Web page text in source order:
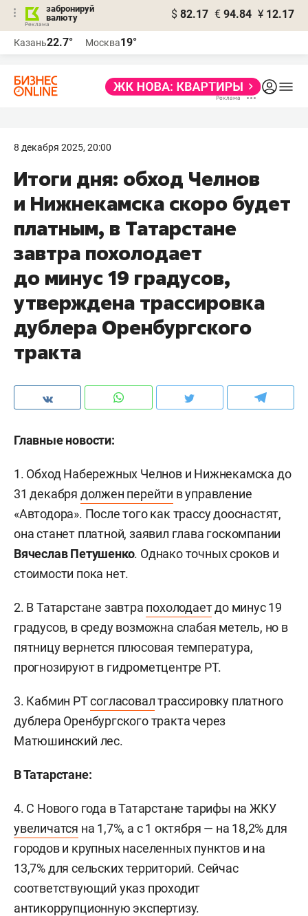
забронируй
валюту
$ 82.17 € 94.84 ¥ 12.17
Казань22.7° Москва19°
8 декабря 2025, 20:00
Итоги дня: обход Челнов
и Нижнекамска скоро будет
платным, в Татарстане
завтра похолодает
до минус 19 градусов,
утверждена трассировка
дублера Оренбургского
тракта
Главные новости:
1. Обход Набережных Челнов и Нижнекамска до
31 декабря должен перейти в управление
«Автодора». После того как трассу дооснастят,
она станет платной, заявил глава госкомпании
Вячеслав Петушенко. Однако точных сроков и
стоимости пока нет.
2. В Татарстане завтра похолодаетдо минус 19
градусов, в среду возможна слабая метель, но в
пятницу вернется плюсовая температура,
прогнозируют в гидрометцентре РТ.
3. Кабмин РТсогласовалтрассировку платного
дублера Оренбургского тракта через
Матюшинский лес.
В Татарстане:
4. С Нового года в Татарстане тарифы на ЖКУ
увеличатся на 1,7%, а с 1 октября — на 18,2% для
городов и крупных населенных пунктов и на
13,7% для сельских территорий. Сейчас
соответствующий указ проходит
антикоррупционную экспертизу.